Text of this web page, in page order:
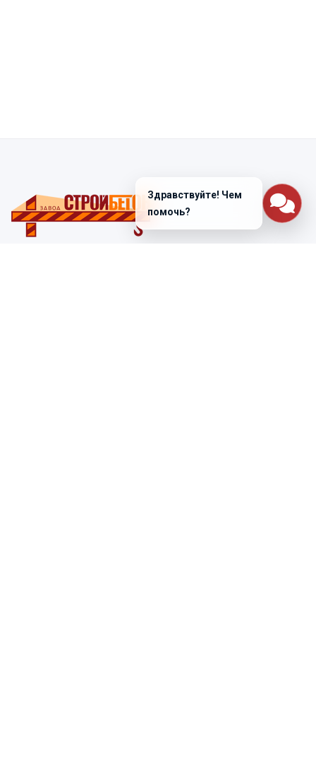
Здравствуйте! Чем
помочь?